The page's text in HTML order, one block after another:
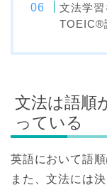
文法学
TOEIC®
文法は語順
っている
英語において語順
また、文法には